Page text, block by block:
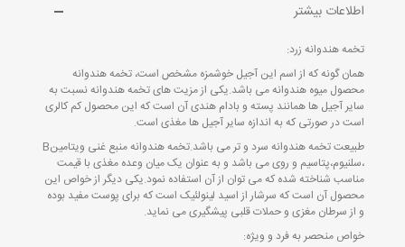
اطلاعات بیشتر
تخمه هندوانه زرد:
همان گونه که از اسم این آجیل خوشمزه مشخص است، تخمه هندوانه
محصول میوه هندوانه می باشد.یکی از مزیت های تخمه هندوانه نسبت به
سایر آجیل ها همانند پسته و بادام هندی آن است که این محصول کم کالری
است در صورتی که به اندازه سایر آجیل ها مغذی است.
طبیعت تخمه هندوانه سرد و تر می باشد.تخمه هندوانه منبع غنی ویتامینB
،سلنیوم،پتاسیم و روی می باشد و به عنوان یک میان وعده مغذی با قیمت
مناسب شناخته شده که می توان از آن استفاده نمود.یکی دیگر از خواص این
محصول آن است که سرشار از اسید لینولئیک است که برای پوست مفید بوده
و از سرطان مغزی و حملات قلبی پیشگیری می نماید.
خواص منحصر به فرد و ویژه: